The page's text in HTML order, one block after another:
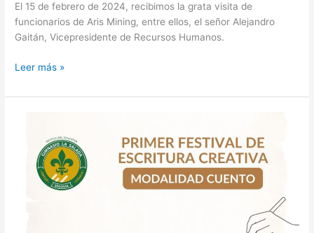
El 15 de febrero de 2024, recibimos la grata visita de
funcionarios de Aris Mining, entre ellos, el señor Alejandro
Gaitán, Vicepresidente de Recursos Humanos.
Leer más »
Escritura
Creativa